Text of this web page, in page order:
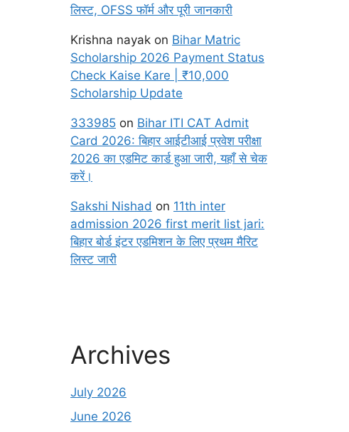
लिस्ट, OFSS फॉर्म और पूरी जानकारी
Krishna nayak on Bihar Matric
Scholarship 2026 Payment Status
Check Kaise Kare | ₹10,000
Scholarship Update
333985 on Bihar ITI CAT Admit
Card 2026: बिहार आईटीआई प्रवेश परीक्षा
2026 का एडमिट कार्ड हुआ जारी, यहाँ से चेक
करें।
Sakshi Nishad on 11th inter
admission 2026 first merit list jari:
बिहार बोर्ड इंटर एडमिशन के लिए प्रथम मैरिट
लिस्ट जारी
Archives
July 2026
June 2026